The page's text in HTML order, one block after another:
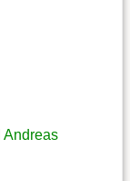
Andreas